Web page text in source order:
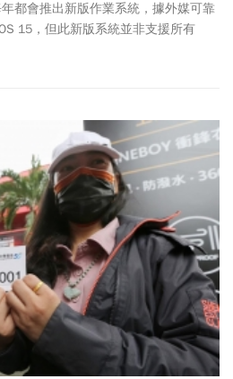
都會推出新版作業系統，據外媒可靠
15，但此新版系統並非支援所有
的iPhone會「被放棄」！